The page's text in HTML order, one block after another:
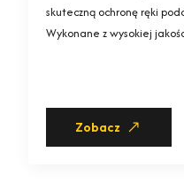
skuteczną ochronę ręki
Wykonane z wysokiej
Zobacz